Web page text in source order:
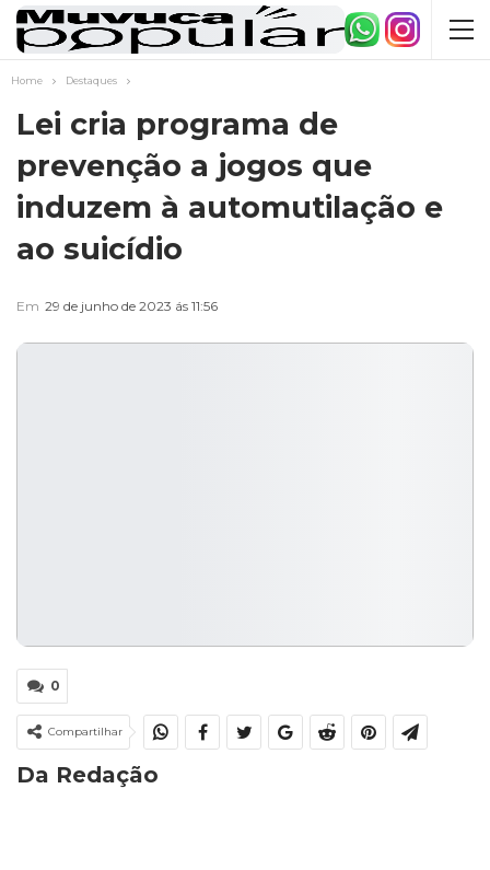
Home Destaques
Lei cria programa de
prevenção a jogos que
induzem à automutilação e
ao suicídio
Em 29 de junho de 2023 ás 11:56
0
Compartilhar
Da Redação